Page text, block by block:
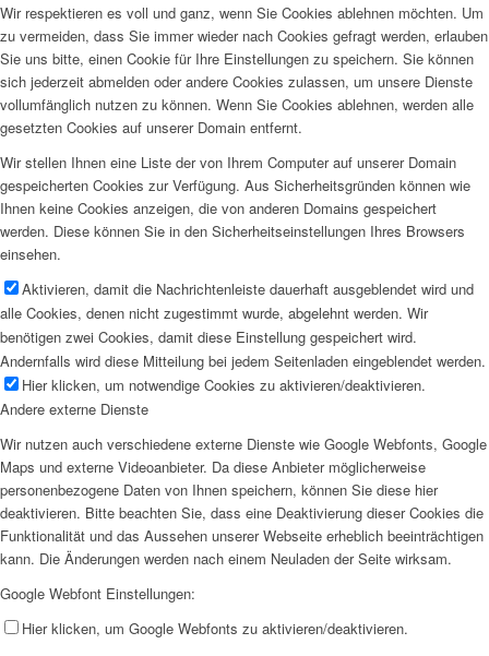
Wir respektieren es voll und ganz, wenn Sie Cookies ablehnen möchten. Um
zu vermeiden, dass Sie immer wieder nach Cookies gefragt werden, erlauben
Sie uns bitte, einen Cookie für Ihre Einstellungen zu speichern. Sie können
sich jederzeit abmelden oder andere Cookies zulassen, um unsere Dienste
vollumfänglich nutzen zu können. Wenn Sie Cookies ablehnen, werden alle
gesetzten Cookies auf unserer Domain entfernt.
Wir stellen Ihnen eine Liste der von Ihrem Computer auf unserer Domain
gespeicherten Cookies zur Verfügung. Aus Sicherheitsgründen können wie
Ihnen keine Cookies anzeigen, die von anderen Domains gespeichert
werden. Diese können Sie in den Sicherheitseinstellungen Ihres Browsers
einsehen.
Aktivieren, damit die Nachrichtenleiste dauerhaft ausgeblendet wird und
alle Cookies, denen nicht zugestimmt wurde, abgelehnt werden. Wir
benötigen zwei Cookies, damit diese Einstellung gespeichert wird.
Andernfalls wird diese Mitteilung bei jedem Seitenladen eingeblendet werden.
Hier klicken, um notwendige Cookies zu aktivieren/deaktivieren.
Andere externe Dienste
Wir nutzen auch verschiedene externe Dienste wie Google Webfonts, Google
Maps und externe Videoanbieter. Da diese Anbieter möglicherweise
personenbezogene Daten von Ihnen speichern, können Sie diese hier
deaktivieren. Bitte beachten Sie, dass eine Deaktivierung dieser Cookies die
Funktionalität und das Aussehen unserer Webseite erheblich beeinträchtigen
kann. Die Änderungen werden nach einem Neuladen der Seite wirksam.
Google Webfont Einstellungen:
Hier klicken, um Google Webfonts zu aktivieren/deaktivieren.